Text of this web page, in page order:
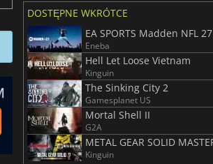
DOSTĘPNE WKRÓTCE
EA SPORTS Madden NFL 27
Eneba
Hell Let Loose Vietnam
Kinguin
The Sinking City 2
Gamesplanet US
Mortal Shell II
G2A
Kinguin